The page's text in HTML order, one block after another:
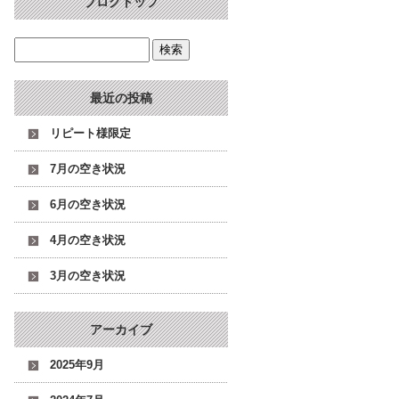
最近の投稿
リピート様限定
7月の空き状況
6月の空き状況
4月の空き状況
3月の空き状況
アーカイブ
2025年9月